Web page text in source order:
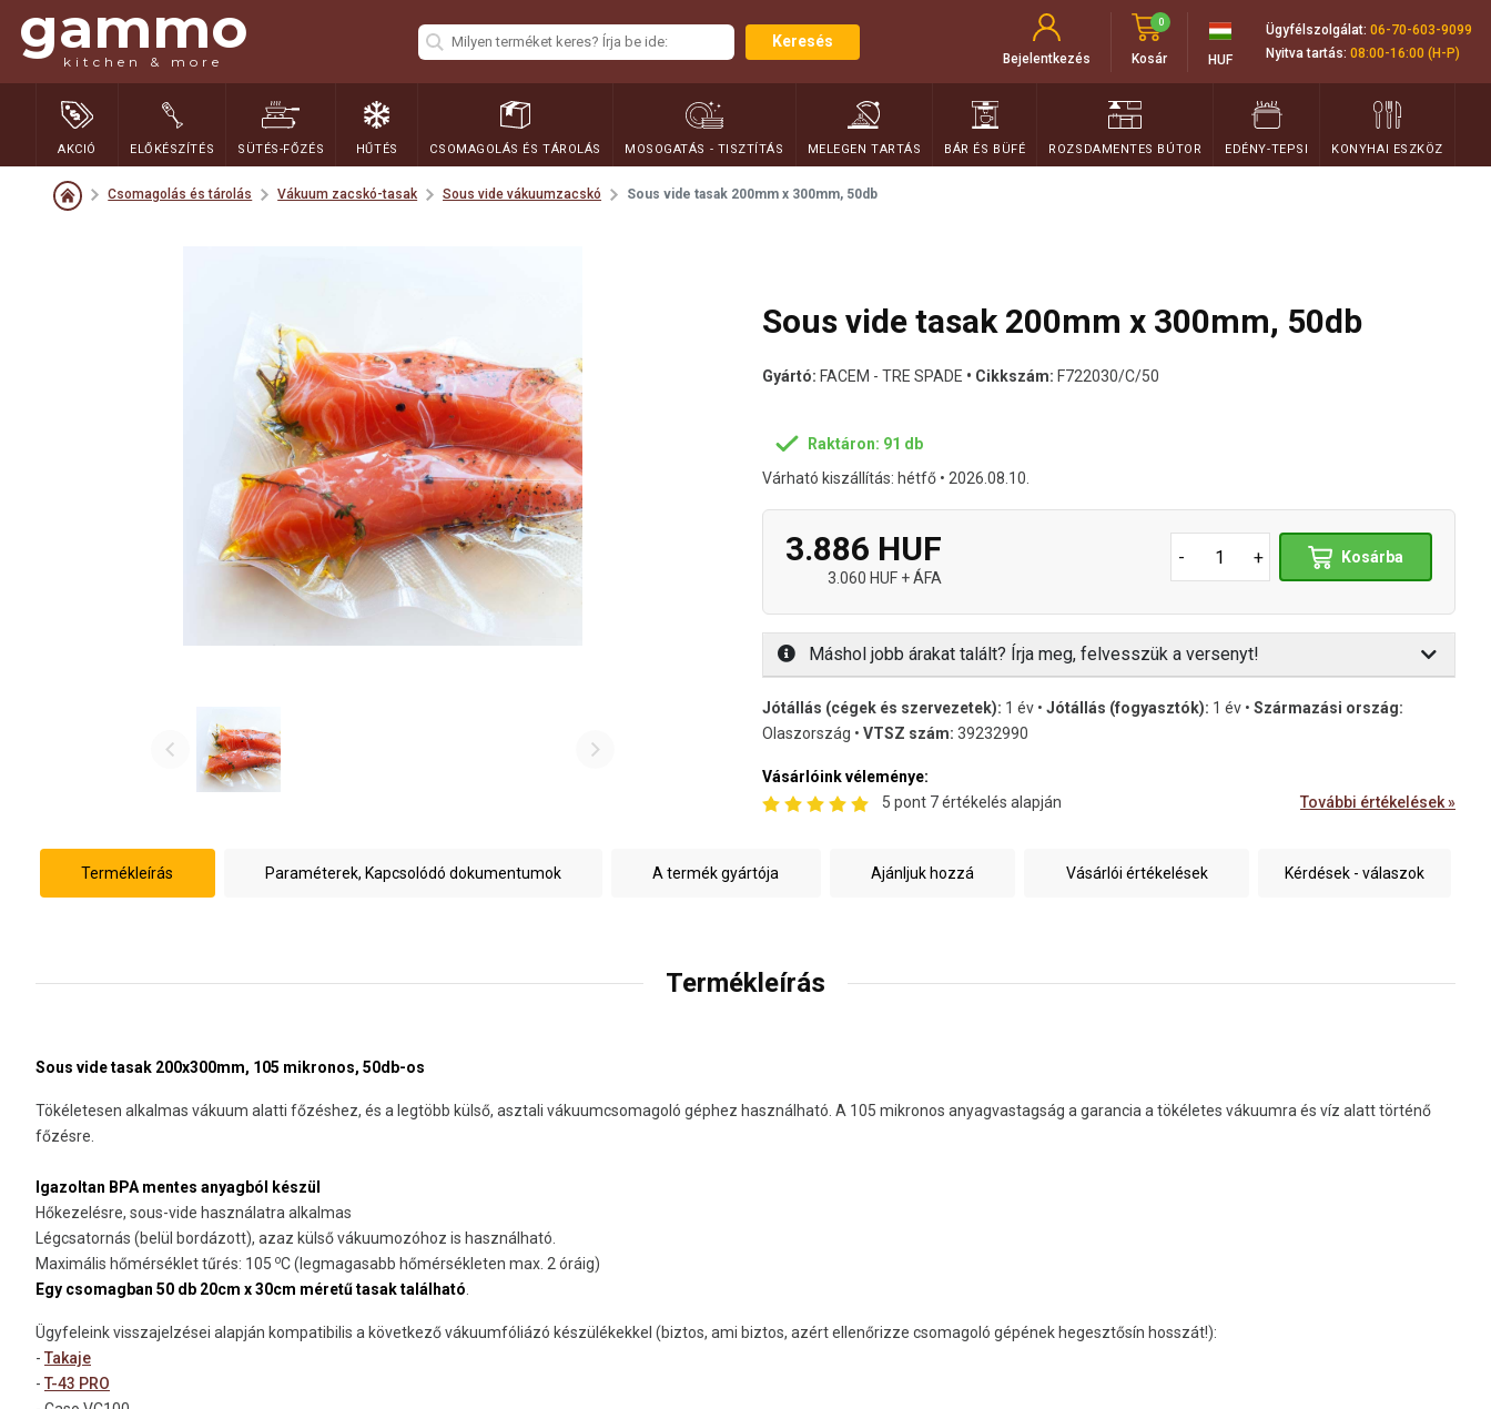
gammo
kitchen & more
Keresés
Bejelentkezés Kosár
0
HUF
Ügyfélszolgálat: 06-70-603-9099
Nyitva tartás: 08:00-16:00 (H-P)
AKCIÓ ELŐKÉSZÍTÉS SÜTÉS-FŐZÉS HŰTÉS CSOMAGOLÁS ÉS TÁROLÁS MOSOGATÁS - TISZTÍTÁS MELEGEN TARTÁS BÁR ÉS BÜFÉ ROZSDAMENTES BÚTOR EDÉNY-TEPSI KONYHAI ESZKÖZ
Csomagolás és tárolás Vákuum zacskó-tasak Sous vide vákuumzacskó Sous vide tasak 200mm x 300mm, 50db
Sous vide tasak 200mm x 300mm, 50db
Gyártó: FACEM - TRE SPADE • Cikkszám: F722030/C/50
Raktáron: 91 db
Várható kiszállítás: hétfő • 2026.08.10.
3.886 HUF
3.060 HUF + ÁFA
- + Kosárba
Máshol jobb árakat talált? Írja meg, felvesszük a versenyt!
Jótállás (cégek és szervezetek): 1 év • Jótállás (fogyasztók): 1 év • Származási ország:
Olaszország • VTSZ szám: 39232990
Vásárlóink véleménye:
5 pont 7 értékelés alapján
További értékelések »
Termékleírás Paraméterek, Kapcsolódó dokumentumok A termék gyártója Ajánljuk hozzá Vásárlói értékelések Kérdések - válaszok
Termékleírás
Sous vide tasak 200x300mm, 105 mikronos, 50db-os
Tökéletesen alkalmas vákuum alatti főzéshez, és a legtöbb külső, asztali vákuumcsomagoló géphez használható. A 105 mikronos anyagvastagság a garancia a tökéletes vákuumra és víz alatt történő
főzésre.
Igazoltan BPA mentes anyagból készül
Hőkezelésre, sous-vide használatra alkalmas
Légcsatornás (belül bordázott), azaz külső vákuumozóhoz is használható.
Maximális hőmérséklet tűrés: 105 oC (legmagasabb hőmérsékleten max. 2 óráig)
Egy csomagban 50 db 20cm x 30cm méretű tasak található.
Ügyfeleink visszajelzései alapján kompatibilis a következő vákuumfóliázó készülékekkel (biztos, ami biztos, azért ellenőrizze csomagoló gépének hegesztősín hosszát!):
- Takaje
- T-43 PRO